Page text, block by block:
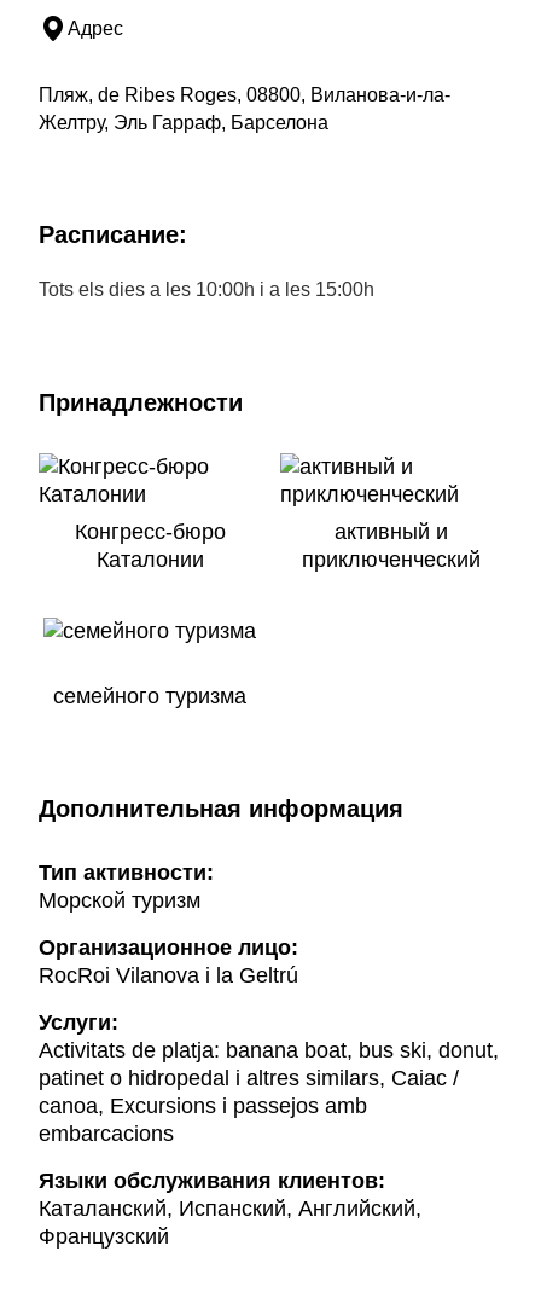
Адрес
Пляж, de Ribes Roges, 08800, Виланова-и-ла-
Желтру, Эль Гарраф, Барселона
Расписание:
Tots els dies a les 10:00h i a les 15:00h
Принадлежности
Конгресс-бюро
Каталонии
активный и
приключенческий
семейного туризма
Дополнительная информация
Тип активности:
Морской туризм
Организационное лицо:
RocRoi Vilanova i la Geltrú
Услуги:
Activitats de platja: banana boat, bus ski, donut,
patinet o hidropedal i altres similars, Caiac /
canoa, Excursions i passejos amb
embarcacions
Языки обслуживания клиентов:
Каталанский, Испанский, Английский,
Французский